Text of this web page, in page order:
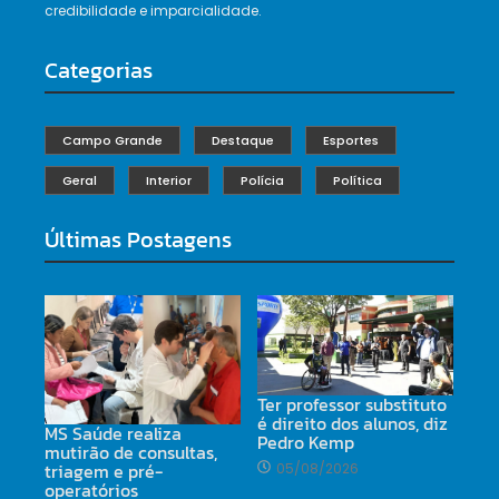
credibilidade e imparcialidade.
Categorias
Campo Grande Destaque Esportes
Geral Interior Polícia Política
Últimas Postagens
MS Saúde realiza
mutirão de consultas,
triagem e pré-
operatórios
Ter professor substituto
é direito dos alunos, diz
Pedro Kemp
05/08/2026